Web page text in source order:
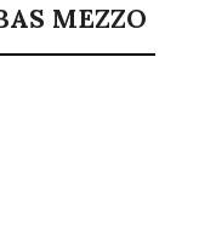
MEZZO